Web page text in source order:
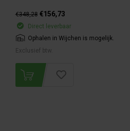
€348,28 €156,73
Direct leverbaar
Ophalen in Wijchen is mogelijk.
Exclusief btw.